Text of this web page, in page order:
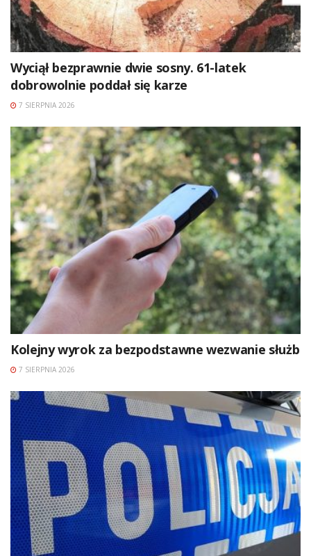
Wyciął bezprawnie dwie sosny. 61-latek
dobrowolnie poddał się karze
7 SIERPNIA 2026
Kolejny wyrok za bezpodstawne wezwanie służb
7 SIERPNIA 2026